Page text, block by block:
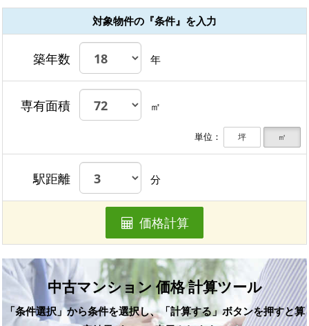
対象物件の『条件』を入力
築年数 年
専有面積 ㎡
単位： 坪 ㎡
駅距離 分
価格計算
中古マンション 価格 計算ツール
「条件選択」から条件を選択し、「計算する」ボタンを押すと算